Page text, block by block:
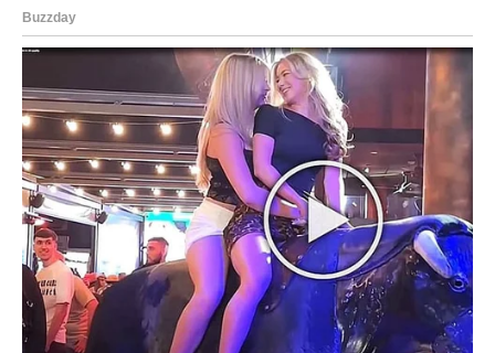
Nemojte čekati savršene okolnosti, jer će se mnoge
stvari razvijati u vašu korist tek kada pokažete spremnost
da krenete naprijed.
Zvijezde vas podržavaju u svemu što radite iskreno i sa
dobrim namjerama.
Zdravlje i energija
Bićete puni energije, ali postoji mogućnost da vas umor iz
prethodnih dana podsjeti da je vrijeme za kvalitetniji
odmor.